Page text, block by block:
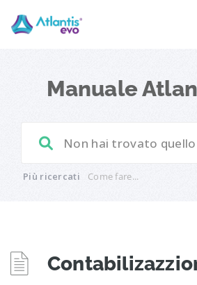
Manuale
Più ricercati Come fare...